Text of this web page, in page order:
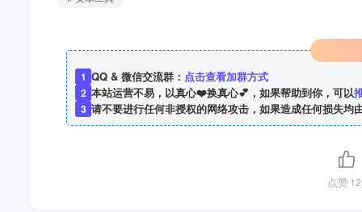
1 QQ & 微信交流群： 点击查看加群方式
2 本站运营不易，以真心❤️换真心💕，如果帮助到你，可以
3 请不要进行任何非授权的网络攻击，如果造成任何损失均
点赞